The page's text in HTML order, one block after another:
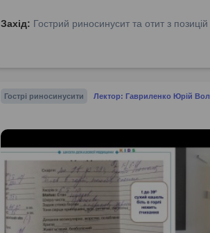
Захід: Гострий риносинусит та отит з
Гострі риносинусити Лектор: Гавриленко Юрій